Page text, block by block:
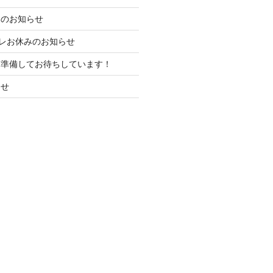
お知らせ
お休みのお知らせ
備してお待ちしています！